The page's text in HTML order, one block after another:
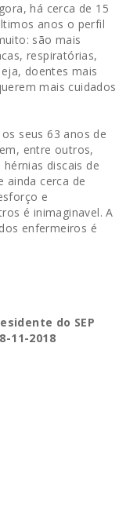
há cerca de 15
anos o perfil
são mais
respiratórias,
doentes mais
mais cuidados
seus 63 anos de
entre outros,
discais de
ainda cerca de
e
é inimaginavel. A
enfermeiros é
do SEP
11-2018